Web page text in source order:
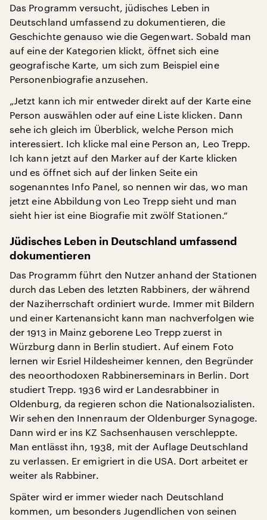
Das Programm versucht, jüdisches Leben in
Deutschland umfassend zu dokumentieren, die
Geschichte genauso wie die Gegenwart. Sobald man
auf eine der Kategorien klickt, öffnet sich eine
geografische Karte, um sich zum Beispiel eine
Personenbiografie anzusehen.
„Jetzt kann ich mir entweder direkt auf der Karte eine
Person auswählen oder auf eine Liste klicken. Dann
sehe ich gleich im Überblick, welche Person mich
interessiert. Ich klicke mal eine Person an, Leo Trepp.
Ich kann jetzt auf den Marker auf der Karte klicken
und es öffnet sich auf der linken Seite ein
sogenanntes Info Panel, so nennen wir das, wo man
jetzt eine Abbildung von Leo Trepp sieht und man
sieht hier ist eine Biografie mit zwölf Stationen.“
Jüdisches Leben in Deutschland umfassend
dokumentieren
Das Programm führt den Nutzer anhand der Stationen
durch das Leben des letzten Rabbiners, der während
der Naziherrschaft ordiniert wurde. Immer mit Bildern
und einer Kartenansicht kann man nachverfolgen wie
der 1913 in Mainz geborene Leo Trepp zuerst in
Würzburg dann in Berlin studiert. Auf einem Foto
lernen wir Esriel Hildesheimer kennen, den Begründer
des neoorthodoxen Rabbinerseminars in Berlin. Dort
studiert Trepp. 1936 wird er Landesrabbiner in
Oldenburg, da regieren schon die Nationalsozialisten.
Wir sehen den Innenraum der Oldenburger Synagoge.
Dann wird er ins KZ Sachsenhausen verschleppte.
Man entlässt ihn, 1938, mit der Auflage Deutschland
zu verlassen. Er emigriert in die USA. Dort arbeitet er
weiter als Rabbiner.
Später wird er immer wieder nach Deutschland
kommen, um besonders Jugendlichen von seinen